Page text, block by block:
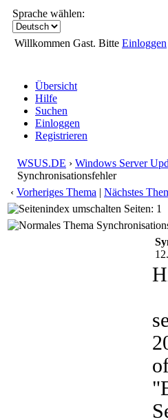
Sprache wählen:
Willkommen Gast. Bitte Einloggen
Übersicht
Hilfe
Suchen
Einloggen
Registrieren
WSUS.DE › Windows Server
Synchronisationsfehler
‹ Vorheriges Thema | Nächstes
Seiten: 1